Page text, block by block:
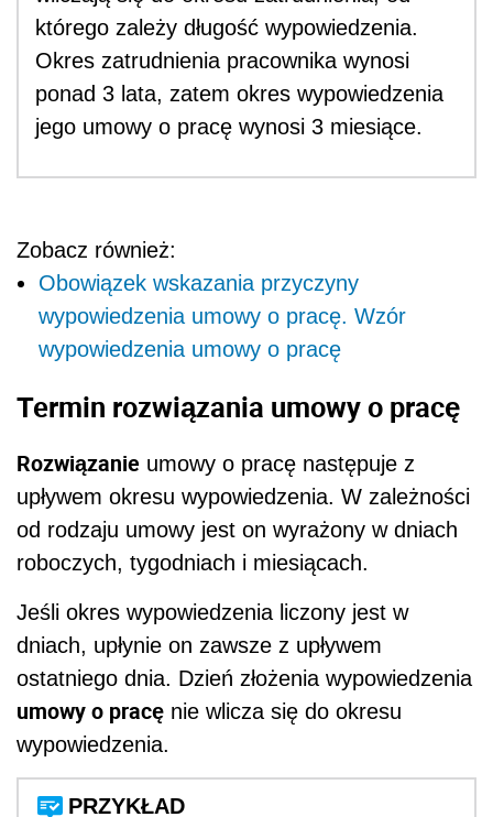
którego zależy długość wypowiedzenia.
Okres zatrudnienia pracownika wynosi
ponad 3 lata, zatem okres wypowiedzenia
jego umowy o pracę wynosi 3 miesiące.
Zobacz również:
Obowiązek wskazania przyczyny
wypowiedzenia umowy o pracę. Wzór
wypowiedzenia umowy o pracę
Termin rozwiązania umowy o pracę
Rozwiązanie umowy o pracę następuje z
upływem okresu wypowiedzenia. W zależności
od rodzaju umowy jest on wyrażony w dniach
roboczych, tygodniach i miesiącach.
Jeśli okres wypowiedzenia liczony jest w
dniach, upłynie on zawsze z upływem
ostatniego dnia. Dzień złożenia wypowiedzenia
umowy o pracę nie wlicza się do okresu
wypowiedzenia.
PRZYKŁAD